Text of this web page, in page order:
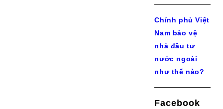
Chính phủ Việt
Nam bảo vệ
nhà đầu tư
nước ngoài
như thế nào?
Facebook